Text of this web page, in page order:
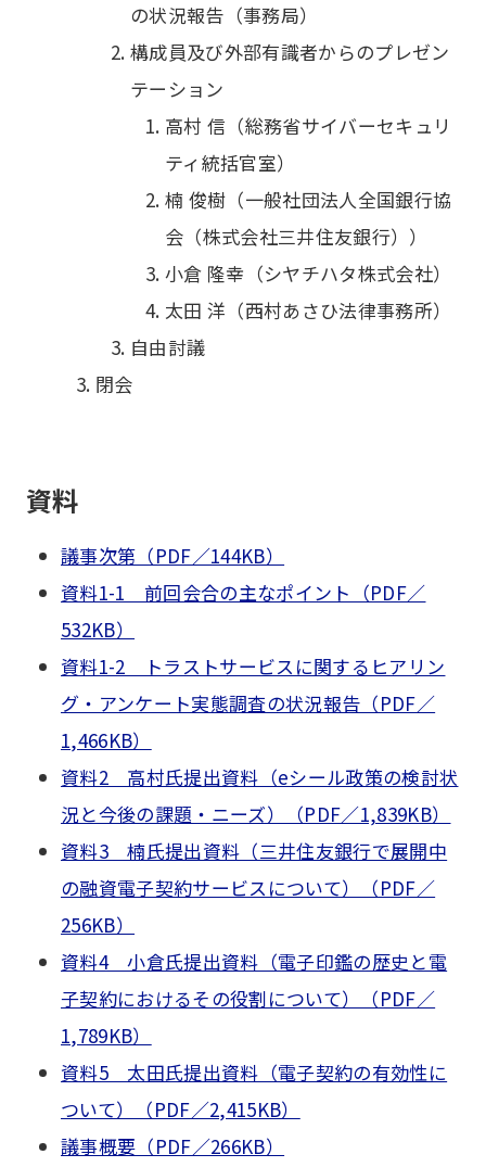
の状況報告（事務局）
構成員及び外部有識者からのプレゼン
テーション
高村 信（総務省サイバーセキュリ
ティ統括官室）
楠 俊樹（一般社団法人全国銀行協
会（株式会社三井住友銀行））
小倉 隆幸（シヤチハタ株式会社）
太田 洋（西村あさひ法律事務所）
自由討議
閉会
資料
議事次第（PDF／144KB）
資料1-1 前回会合の主なポイント（PDF／
532KB）
資料1-2 トラストサービスに関するヒアリン
グ・アンケート実態調査の状況報告（PDF／
1,466KB）
資料2 高村氏提出資料（eシール政策の検討状
況と今後の課題・ニーズ）（PDF／1,839KB）
資料3 楠氏提出資料（三井住友銀行で展開中
の融資電子契約サービスについて）（PDF／
256KB）
資料4 小倉氏提出資料（電子印鑑の歴史と電
子契約におけるその役割について）（PDF／
1,789KB）
資料5 太田氏提出資料（電子契約の有効性に
ついて）（PDF／2,415KB）
議事概要（PDF／266KB）